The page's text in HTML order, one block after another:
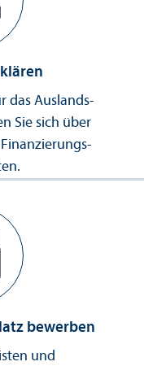
das Auslands­
Sie sich über
bewerben
und